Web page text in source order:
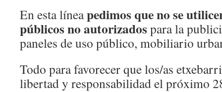
En esta líneapedimos que no se
públicos no autorizadospara la
paneles de uso público, mobiliario
Todo para favorecer que los/as
libertad y responsabilidad el próximo